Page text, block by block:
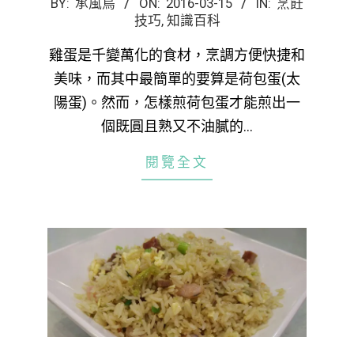
15
技巧, 知識百科
雞蛋是千變萬化的食材，烹調方便快捷和
美味，而其中最簡單的要算是荷包蛋(太
陽蛋)。然而，怎樣煎荷包蛋才能煎出一
個既圓且熟又不油膩的…
閱覽全文